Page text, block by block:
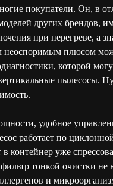
покупатели. Он, в
других брендов,
при перегреве, а
неоспоримым плюсом
которой
пылесосы.
удобное
работает по
контейнер уже
тонкой очистки не
и